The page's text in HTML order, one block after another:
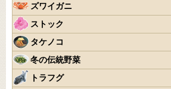
ズワイガニ
ストック
タケノコ
冬の伝統野菜
トラフグ